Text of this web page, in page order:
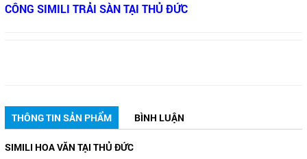
CÔNG SIMILI TRẢI SÀN TẠI THỦ ĐỨC
THÔNG TIN SẢN PHẨM BÌNH LUẬN
SIMILI HOA VĂN TẠI THỦ ĐỨC